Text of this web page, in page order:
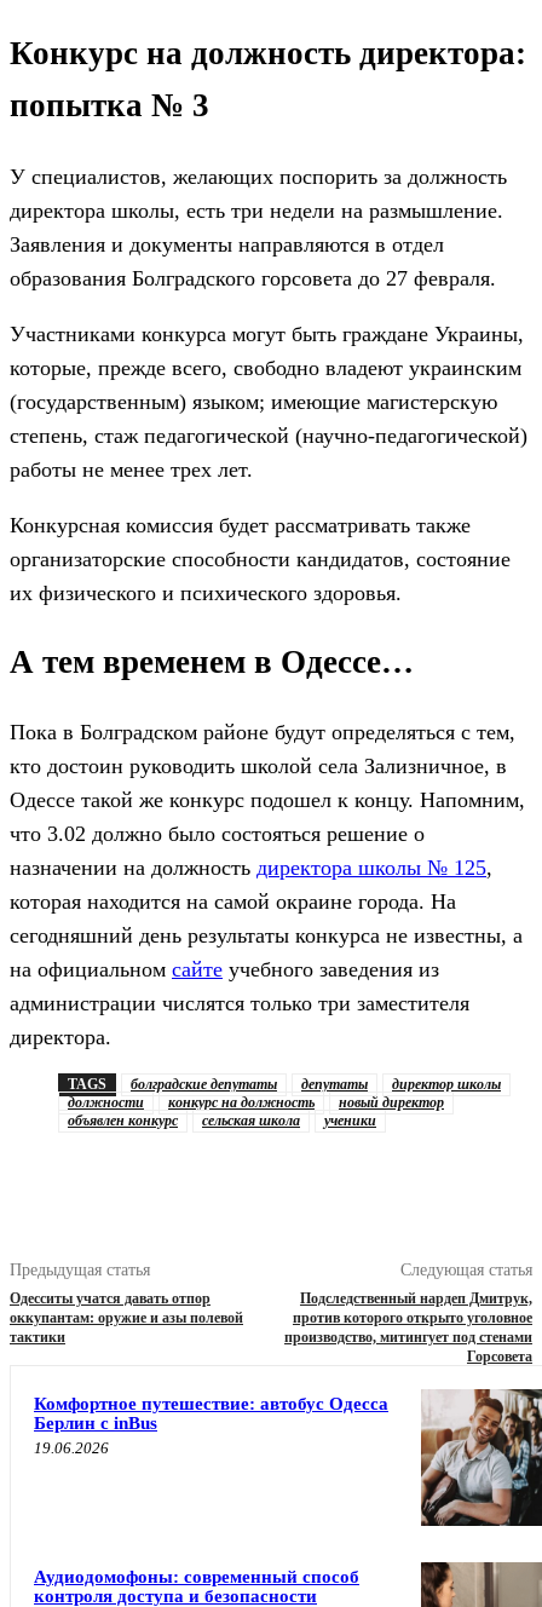
Конкурс на должность директора:
попытка № 3
У специалистов, желающих поспорить за должность
директора школы, есть три недели на размышление.
Заявления и документы направляются в отдел
образования Болградского горсовета до 27 февраля.
Участниками конкурса могут быть граждане Украины,
которые, прежде всего, свободно владеют украинским
(государственным) языком; имеющие магистерскую
степень, стаж педагогической (научно-педагогической)
работы не менее трех лет.
Конкурсная комиссия будет рассматривать также
организаторские способности кандидатов, состояние
их физического и психического здоровья.
А тем временем в Одессе…
Пока в Болградском районе будут определяться с тем,
кто достоин руководить школой села Зализничное, в
Одессе такой же конкурс подошел к концу. Напомним,
что 3.02 должно было состояться решение о
назначении на должность директора школы № 125,
которая находится на самой окраине города. На
сегодняшний день результаты конкурса не известны, а
на официальном сайте учебного заведения из
администрации числятся только три заместителя
директора.
TAGS болградские депутаты депутаты
директор школы
должности
конкурс на должность
новый директор
объявлен конкурс
сельская школа ученики
Предыдущая статья
Одесситы учатся давать отпор
оккупантам: оружие и азы полевой
тактики
Следующая статья
Подследственный нардеп Дмитрук,
против которого открыто уголовное
производство, митингует под стенами
Горсовета
Комфортное путешествие: автобус Одесса
Берлин с inBus
19.06.2026
Аудиодомофоны: современный способ
контроля доступа и безопасности